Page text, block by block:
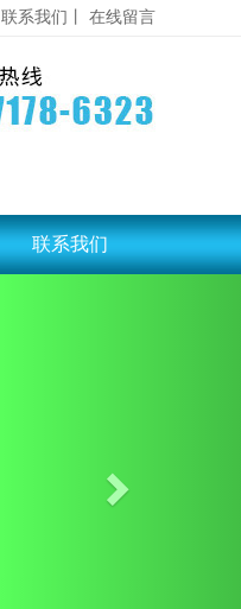
联系我们丨 在线留言
联系我们